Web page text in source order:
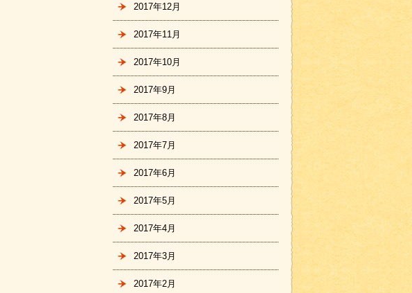
2017年12月
2017年11月
2017年10月
2017年9月
2017年8月
2017年7月
2017年6月
2017年5月
2017年4月
2017年3月
2017年2月